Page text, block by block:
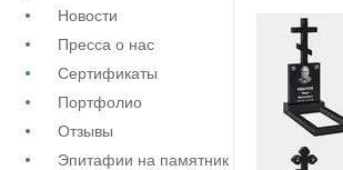
Новости
Пресса о нас
Сертификаты
Портфолио
Отзывы
Эпитафии на памятник